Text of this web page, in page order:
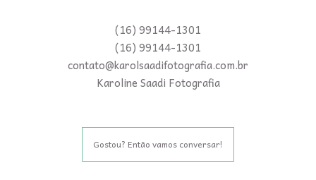
(16) 99144-1301
(16) 99144-1301
contato@karolsaadifotografia.com.br
Karoline Saadi Fotografia
Gostou? Então vamos conversar!